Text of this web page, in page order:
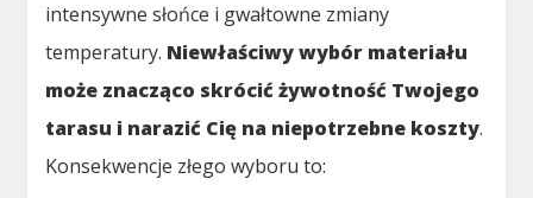
intensywne słońce i gwałtowne zmiany
temperatury. Niewłaściwy wybór materiału
może znacząco skrócić żywotność Twojego
tarasu i narazić Cię na niepotrzebne koszty.
Konsekwencje złego wyboru to: